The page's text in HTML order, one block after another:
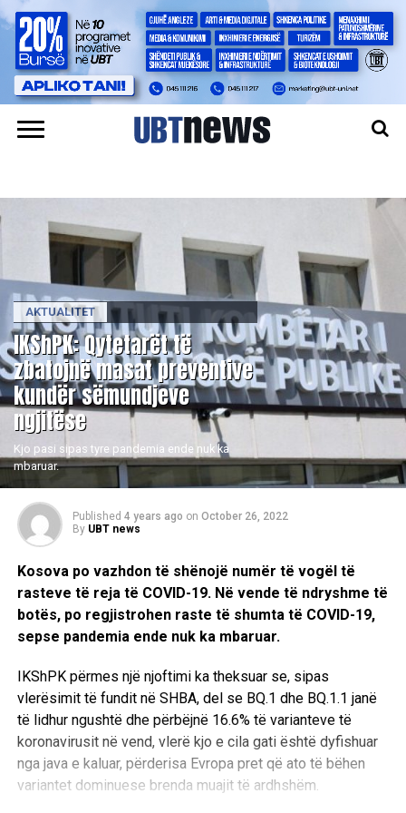
AKTUALITET
IKShPK: Qytetarët të
zbatojnë masat preventive
kundër sëmundjeve
ngjitëse
Kjo pasi sipas tyre pandemia ende nuk ka
mbaruar.
Published 4 years ago on October 26, 2022
By UBT news
Kosova po vazhdon të shënojë numër të vogël të
rasteve të reja të COVID-19. Në vende të ndryshme të
botës, po regjistrohen raste të shumta të COVID-19,
sepse pandemia ende nuk ka mbaruar.
IKShPK përmes një njoftimi ka theksuar se, sipas
vlerësimit të fundit në SHBA, del se BQ.1 dhe BQ.1.1 janë
të lidhur ngushtë dhe përbëjnë 16.6% të varianteve të
koronavirusit në vend, vlerë kjo e cila gati është dyfishuar
nga java e kaluar, përderisa Evropa pret që ato të bëhen
variantet dominuese brenda muajit të ardhshëm.